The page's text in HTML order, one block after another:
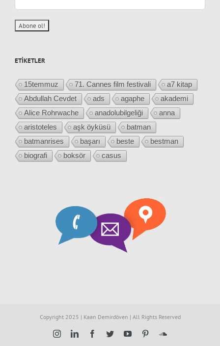
ETIKETLER
15temmuz 71. Cannes film festivali
a7 kitap
Abdullah Cevdet
ads agaphe
akademi
Alice Rohrwache
anadolubilgeliği
anna
aristoteles
aşk öyküsü
batman
batmanrises
başarı beste
bestman
biografi
boksör casus
Copyright 2025 | Kaan Demirdöven | All Rights Reserved
InstagramLinkedInFacebook
TwitterYouTubePinterestSoundCloud